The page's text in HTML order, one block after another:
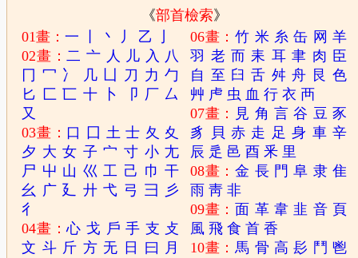
《部首檢索》
01畫：一 丶 丿 乙
02畫：二 亠 人 儿 入 八
冂 冖 冫 几 凵 刀 力 勹
匕 匚 匸 十 卜 卩 厂 厶
又
03畫： 口 囗 土 士 夂 夊
夕 大 女 子 宀 寸 小 尢
尸 屮 山 巛 工 己 巾 干
幺 广 廴 廾 弋 弓 彐
彡
彳
04畫：心 戈 戶 手 支 攴
文 斗 斤 方 无 日 曰 月
06畫：竹 米 糸 缶 网 羊
羽 老 而 耒 耳 聿 肉 臣
自 至 臼 舌 舛 舟 艮 色
艸 虍 虫 血 行 衣 襾
07畫： 見 角 言 谷 豆 豕
豸
貝 赤 走 足 身 車 辛
辰 辵 邑 酉 釆 里
08畫：金 長 門 阜 隶 隹
雨 靑 非
09畫： 面 革 韋 韭 音 頁
風 飛 食 首 香
10畫：馬 骨 高 髟 鬥 鬯